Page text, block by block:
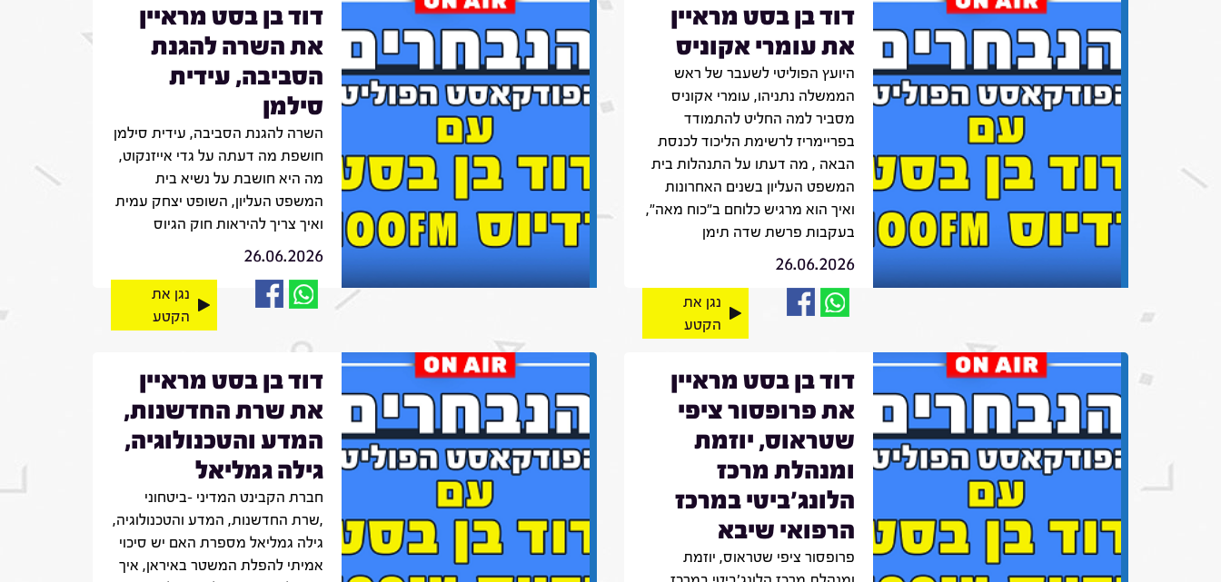
דוד בן בסט מראיין
את עומרי אקוניס
היועץ הפוליטי לשעבר של ראש
הממשלה נתניהו, עומרי אקוניס
מסביר למה החליט להתמודד
בפריימריז לרשימת הליכוד לכנסת
הבאה , מה דעתו על התנהלות בית
המשפט העליון בשנים האחרונות
ואיך הוא מרגיש כלוחם ב"כוח מאה",
בעקבות פרשת שדה תימן
26.06.2026
נגן את
הקטע
דוד בן בסט מראיין
את השרה להגנת
הסביבה, עידית
סילמן
השרה להגנת הסביבה, עידית סילמן
חושפת מה דעתה על גדי אייזנקוט,
מה היא חושבת על נשיא בית
המשפט העליון, השופט יצחק עמית
ואיך צריך להיראות חוק הגיוס
26.06.2026
נגן את
הקטע
דוד בן בסט מראיין
את פרופסור ציפי
שטראוס, יוזמת
ומנהלת מרכז
הלונג'ביטי במרכז
הרפואי שיבא
פרופסור ציפי שטראוס, יוזמת
דוד בן בסט מראיין
את שרת החדשנות,
המדע והטכנולוגיה,
גילה גמליאל
חברת הקבינט המדיני -ביטחוני
,שרת החדשנות, המדע והטכנולוגיה,
גילה גמליאל מספרת האם יש סיכוי
אמיתי להפלת המשטר באיראן, איך